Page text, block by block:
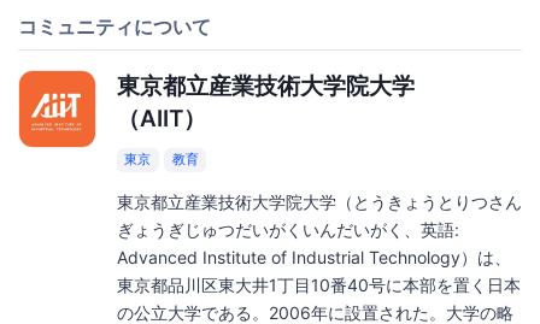
コミュニティについて
東京都立産業技術大学院大学
（AIIT）
東京 教育
東京都立産業技術大学院大学（とうきょうとりつさん
ぎょうぎじゅつだいがくいんだいがく、英語:
Advanced Institute of Industrial Technology）は、
東京都品川区東大井1丁目10番40号に本部を置く日本
の公立大学である。2006年に設置された。大学の略